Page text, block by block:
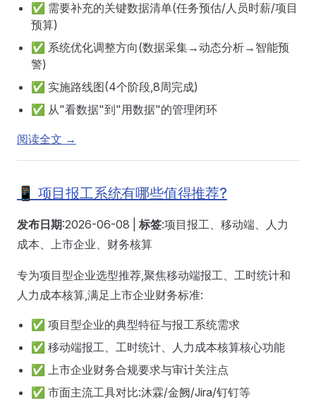
✅ 需要补充的关键数据清单(任务预估/人员时薪/项目
预算)
✅ 系统优化调整方向(数据采集→动态分析→智能预
警)
✅ 实施路线图(4个阶段,8周完成)
✅ 从"看数据"到"用数据"的管理闭环
阅读全文 →
📱 项目报工系统有哪些值得推荐?
发布日期:2026-06-08 | 标签:项目报工、移动端、人力
成本、上市企业、财务核算
专为项目型企业选型推荐,聚焦移动端报工、工时统计和
人力成本核算,满足上市企业财务标准:
✅ 项目型企业的典型特征与报工系统需求
✅ 移动端报工、工时统计、人力成本核算核心功能
✅ 上市企业财务合规要求与审计关注点
✅ 市面主流工具对比:沐霖/金阙/Jira/钉钉等